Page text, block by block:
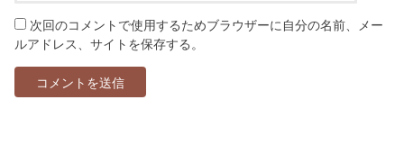
次回のコメントで使用するためブラウザーに自分の名前、メー
ルアドレス、サイトを保存する。